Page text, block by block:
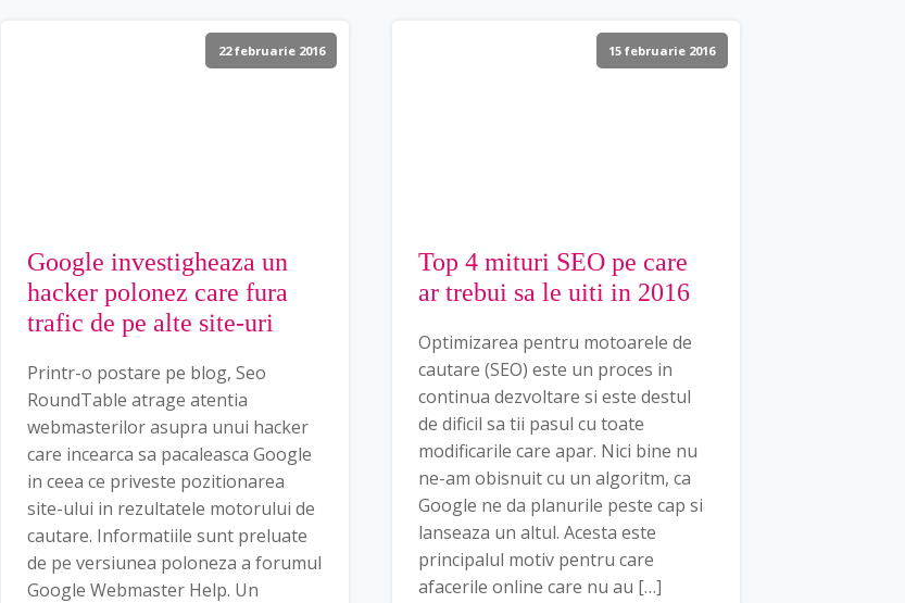
22 februarie 2016
Google investigheaza un
hacker polonez care fura
trafic de pe alte site-uri
Printr-o postare pe blog, Seo
RoundTable atrage atentia
webmasterilor asupra unui hacker
care incearca sa pacaleasca Google
in ceea ce priveste pozitionarea
site-ului in rezultatele motorului de
cautare. Informatiile sunt preluate
de pe versiunea poloneza a forumul
Google Webmaster Help. Un
15 februarie 2016
Top 4 mituri SEO pe care
ar trebui sa le uiti in 2016
Optimizarea pentru motoarele de
cautare (SEO) este un proces in
continua dezvoltare si este destul
de dificil sa tii pasul cu toate
modificarile care apar. Nici bine nu
ne-am obisnuit cu un algoritm, ca
Google ne da planurile peste cap si
lanseaza un altul. Acesta este
principalul motiv pentru care
afacerile online care nu au […]